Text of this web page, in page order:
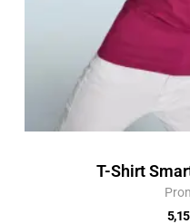
T-Shirt